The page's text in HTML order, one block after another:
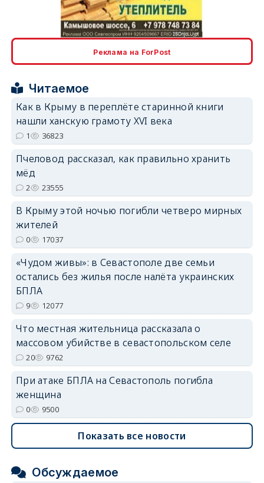
Реклама на ForPost
Читаемое
Как в Крыму в переплёте старинной книги
нашли ханскую грамоту XVI века
1 36823
Пчеловод рассказал, как правильно хранить
мёд
2 23555
В Крыму этой ночью погибли четверо мирных
жителей
0 17037
«Чудом живы»: в Севастополе две семьи
остались без жилья после налёта украинских
БПЛА
9 12077
Что местная жительница рассказала о
массовом убийстве в севастопольском селе
20 9762
При атаке БПЛА на Севастополь погибла
женщина
0 9500
Показать все новости
Обсуждаемое